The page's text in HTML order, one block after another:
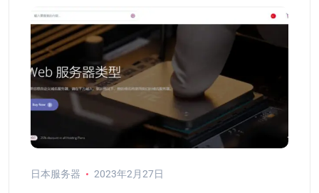
日本服务器 2023年2月27日